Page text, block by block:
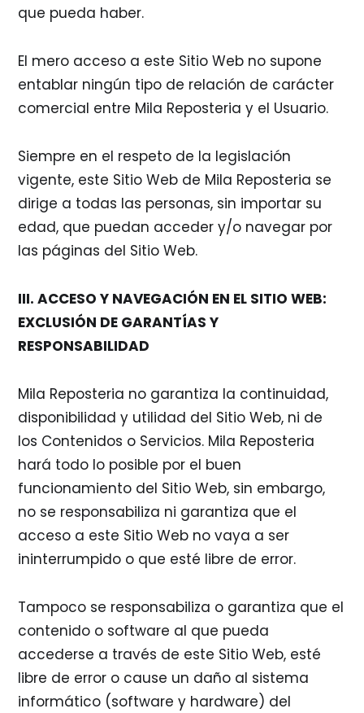
que pueda haber.
El mero acceso a este Sitio Web no supone
entablar ningún tipo de relación de carácter
comercial entre Mila Reposteria y el Usuario.
Siempre en el respeto de la legislación
vigente, este Sitio Web de Mila Reposteria se
dirige a todas las personas, sin importar su
edad, que puedan acceder y/o navegar por
las páginas del Sitio Web.
III. ACCESO Y NAVEGACIÓN EN EL SITIO WEB:
EXCLUSIÓN DE GARANTÍAS Y
RESPONSABILIDAD
Mila Reposteria no garantiza la continuidad,
disponibilidad y utilidad del Sitio Web, ni de
los Contenidos o Servicios. Mila Reposteria
hará todo lo posible por el buen
funcionamiento del Sitio Web, sin embargo,
no se responsabiliza ni garantiza que el
acceso a este Sitio Web no vaya a ser
ininterrumpido o que esté libre de error.
Tampoco se responsabiliza o garantiza que el
contenido o software al que pueda
accederse a través de este Sitio Web, esté
libre de error o cause un daño al sistema
informático (software y hardware) del